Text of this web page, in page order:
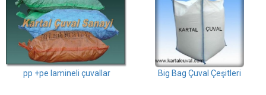
pp +pe lamineli çuvallar Big Bag Çuval Çeşitleri